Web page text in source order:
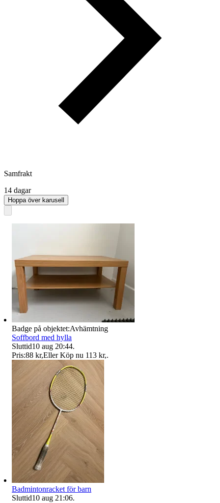
Samfrakt
14 dagar
Hoppa över karusell
Badge på objektet:Avhämtning
Soffbord med hylla
Sluttid10 aug 20:44.
Pris:88 kr,Eller Köp nu 113 kr,.
Badmintonracket för barn
Sluttid10 aug 21:06.